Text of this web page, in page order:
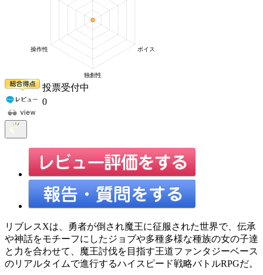
投票受付中
0
リブレスXは、勇者が倒され魔王に征服された世界で、伝承
や神話をモチーフにしたジョブや多種多様な種族の女の子達
と力を合わせて、魔王討伐を目指す王道ファンタジーベース
のリアルタイムで進行するハイスピード戦略バトルRPGだ。